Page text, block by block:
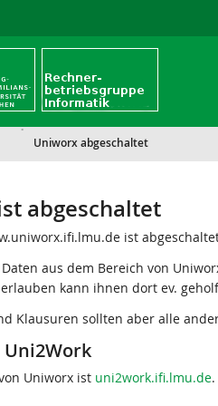
Uniworx abgeschaltet
abgeschaltet
ist
aus dem Bereich von
kann ihnen dort ev.
Klausuren sollten aber alle
Uniworx ist uni2work.ifi.lmu.de.